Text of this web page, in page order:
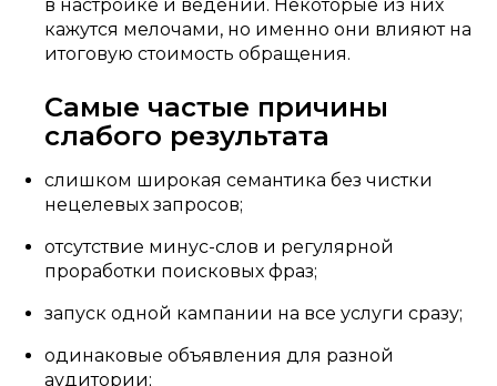
в настройке и ведении. Некоторые из них
кажутся мелочами, но именно они влияют на
итоговую стоимость обращения.
Самые частые причины
слабого результата
слишком широкая семантика без чистки
нецелевых запросов;
отсутствие минус-слов и регулярной
проработки поисковых фраз;
запуск одной кампании на все услуги сразу;
одинаковые объявления для разной
аудитории;